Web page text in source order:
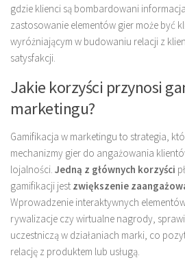
gdzie klienci są bombardowani
zastosowanie elementów gier może być
wyróżniającym w budowaniu relacji z
satysfakcji.
Jakie korzyści przynosi
marketingu?
Gamifikacja w marketingu to strategia,
mechanizmy gier do angażowania
lojalności. Jedną z głównych korzyści
gamifikacji jest zwiększenie
Wprowadzenie interaktywnych
rywalizacje czy wirtualne nagrody,
uczestniczą w działaniach marki, co
relację z produktem lub usługą.